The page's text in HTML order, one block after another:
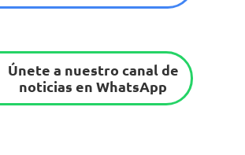
Únete a nuestro canal de
noticias en WhatsApp